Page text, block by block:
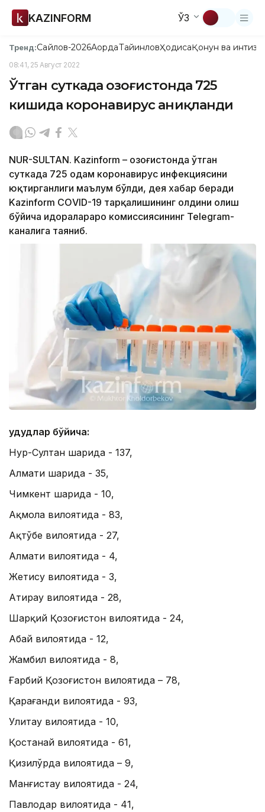
KAZINFORM ЎЗ
Тренд:Сайлов-2026АқордаТайинловҲодисаҚонун ва
08:41, 25 Август 2022
Ўтган суткада Қозоғистонда 725
кишида коронавирус аниқланди
NUR-SULTAN. Kazinform – Қозоғистонда ўтган
суткада 725 одам коронавирус инфекциясини
юқтирганлиги маълум бўлди, дея хабар беради
Kazinform CОVID-19 тарқалишининг олдини олиш
бўйича идоралараро комиссиясининг Теlegram-
каналига таяниб.
Ҳудудлар бўйича:
Нур-Султан шаҳрида - 137,
Алмати шаҳрида - 35,
Чимкент шаҳрида - 10,
Ақмола вилоятида - 83,
Ақтўбе вилоятида - 27,
Алмати вилоятида - 4,
Жетису вилоятида - 3,
Атирау вилоятида - 28,
Шарқий Қозоғистон вилоятида - 24,
Абай вилоятида - 12,
Жамбил вилоятида - 8,
Ғарбий Қозоғистон вилоятида – 78,
Қарағанди вилоятида - 93,
Улитау вилоятида - 10,
Қостанай вилоятида - 61,
Қизилўрда вилоятида – 9,
Манғистау вилоятида - 24,
Павлодар вилоятида - 41,